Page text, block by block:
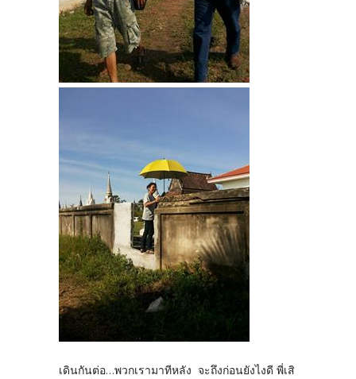
เดินกันต่อ...พวกเรามาทีหลัง จะถึงก่อนยังไงดี พี่เสิ